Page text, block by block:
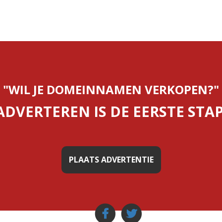
"WIL JE DOMEINNAMEN VERKOPEN?"
IS DE EERSTE
PLAATS ADVERTENTIE